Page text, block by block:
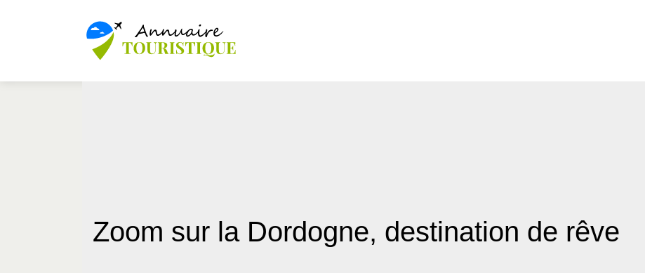
Zoom sur la Dordogne, destination de rêve